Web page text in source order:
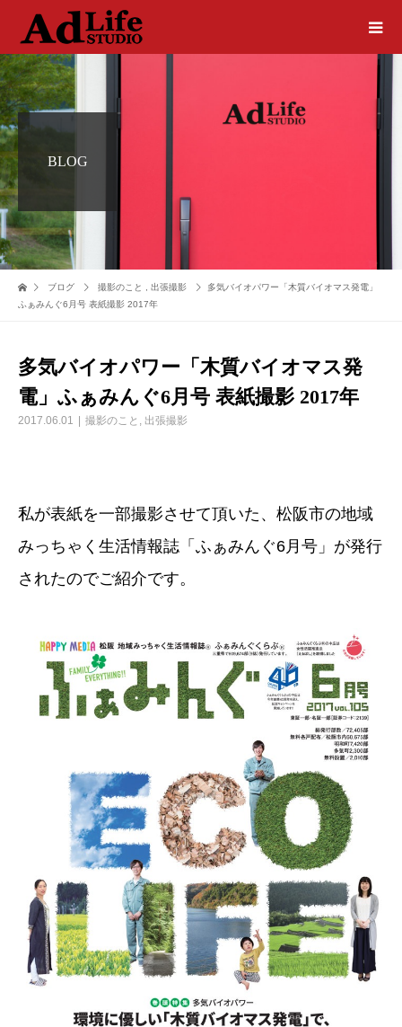
BLOG
ブログ 撮影のこと 出張撮影
多気バイオパワー「木質バイオマス発電」
ふぁみんぐ6月号 表紙撮影 2017年
多気バイオパワー「木質バイオマス発
電」ふぁみんぐ6月号 表紙撮影 2017年
2017.06.01 撮影のこと , 出張撮影
私が表紙を一部撮影させて頂いた、松阪市の地域
みっちゃく生活情報誌「ふぁみんぐ6月号」が発行
されたのでご紹介です。